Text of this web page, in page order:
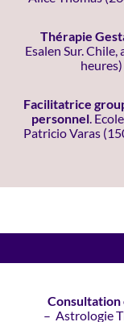
Thérapie
Esalen Sur.
Facilitatrice
personnel .
Patricio Varas
Consultation
– Astrologie